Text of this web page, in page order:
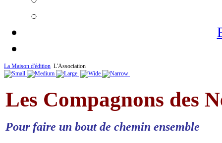
La Maison d'édition L'Association
Les Compagnons des
Pour faire un bout de chemin ensemble